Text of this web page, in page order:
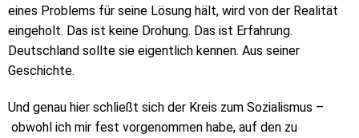
eines Problems für seine Lösung hält, wird von der Realität
eingeholt. Das ist keine Drohung. Das ist Erfahrung.
Deutschland sollte sie eigentlich kennen. Aus seiner
Geschichte.
Und genau hier schließt sich der Kreis zum Sozialismus –
obwohl ich mir fest vorgenommen habe, auf den zu